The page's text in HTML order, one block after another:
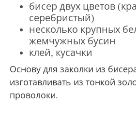
бисер двух цветов
серебристый)
несколько крупных
жемчужных бусин
клей, кусачки
Основу для заколки из
изготавливать из тонкой
проволоки.